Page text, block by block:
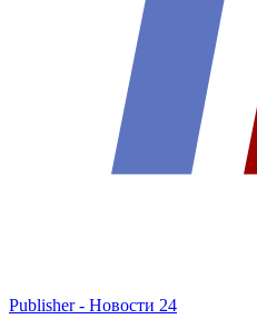
Publisher - Новости 24